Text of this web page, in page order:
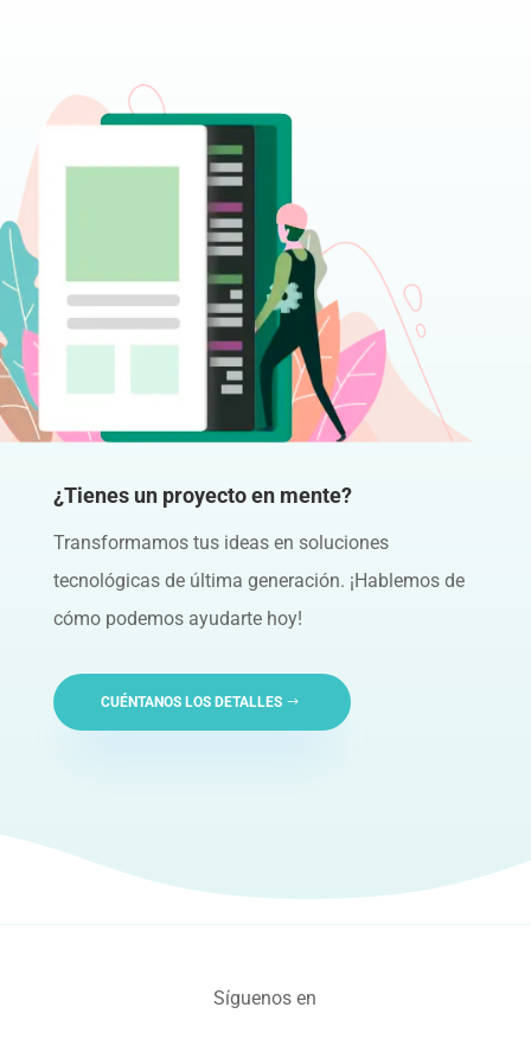
¿Tienes un proyecto en mente?
Transformamos tus ideas en soluciones
tecnológicas de última generación. ¡Hablemos de
cómo podemos ayudarte hoy!
CUÉNTANOS LOS DETALLES
Síguenos en